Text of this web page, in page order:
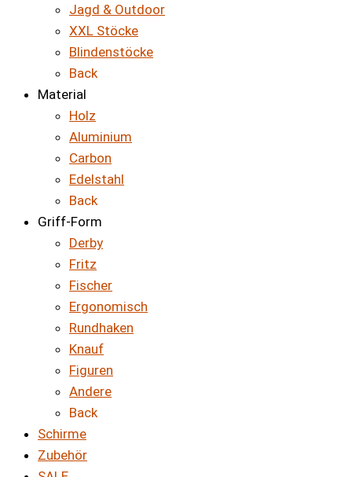
Jagd & Outdoor
XXL Stöcke
Blindenstöcke
Back
Material
Holz
Aluminium
Carbon
Edelstahl
Back
Griff-Form
Derby
Fritz
Fischer
Ergonomisch
Rundhaken
Knauf
Figuren
Andere
Back
Schirme
Zubehör